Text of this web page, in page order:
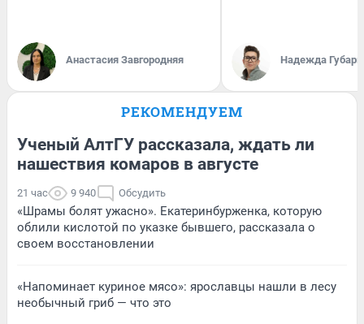
Анастасия Завгородняя Надежда Губарь
РЕКОМЕНДУЕМ
Ученый АлтГУ рассказала, ждать ли
нашествия комаров в августе
21 час 9 940 Обсудить
«Шрамы болят ужасно». Екатеринбурженка, которую
облили кислотой по указке бывшего, рассказала о
своем восстановлении
«Напоминает куриное мясо»: ярославцы нашли в лесу
необычный гриб — что это